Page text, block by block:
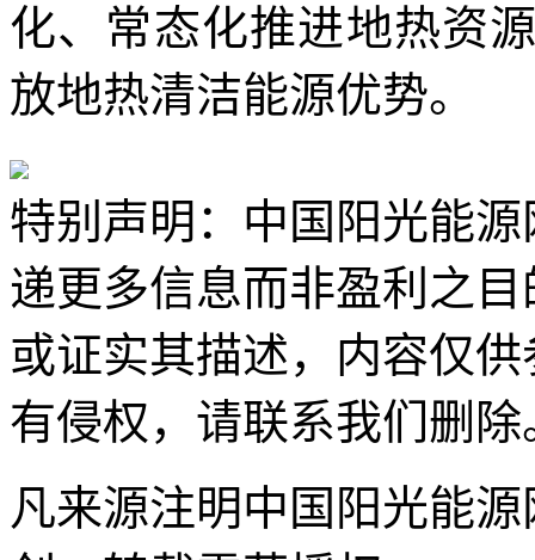
化、常态化推进地热资
放地热清洁能源优势。
特别声明：中国阳光能
递更多信息而非盈利之
或证实其描述，内容仅
有侵权，请联系我们删除
凡来源注明中国阳光能